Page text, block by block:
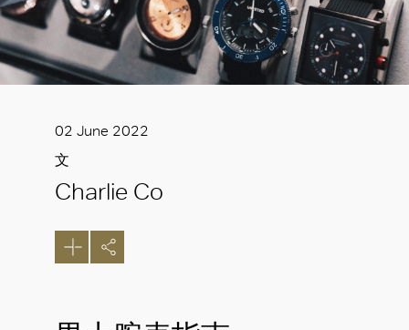
02 June 2022
文
Charlie Co